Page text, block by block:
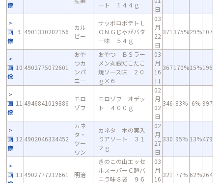
像
ート １４４ｇ
日
画
像
9 4901330202156
カル
ビー
サッポロポテトＬ
ＯＮＧじゃがバタ
―味 ５４ｇ
03
月
22
日
371 375%29%107
画
像
10 4902775072601
おや
つカ
ンパ
ニー
おやつ ＢＳラー
メン丸銀だこたこ
焼ソース味 ２０
ｇ×６
03
月
16
日
367170%15%196
画
像
11 4946841019886
モロ
ゾフ
モロゾフ オデッ
ト ４００ｇ
02
月
02
日
346 83% 6% 997
画
像
12 4902046334452
カネ
タ・
ツー
ワン
カネタ 木の実入
りアソート ３１
２ｇ
02
月
27
日
330 95% 13%479
画 13 4902777212661 明治
きのこの山エッセ
ルスーパーＣ超バ
ニラ味８袋 ９６
03
月
16
321 77% 62%264